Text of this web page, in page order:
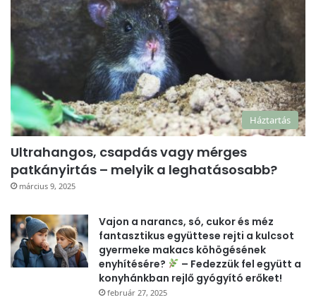
Háztartás
Ultrahangos, csapdás vagy mérges
patkányirtás – melyik a leghatásosabb?
március 9, 2025
Vajon a narancs, só, cukor és méz
fantasztikus együttese rejti a kulcsot
gyermeke makacs köhögésének
enyhítésére?
– Fedezzük fel együtt a
konyhánkban rejlő gyógyító erőket!
február 27, 2025